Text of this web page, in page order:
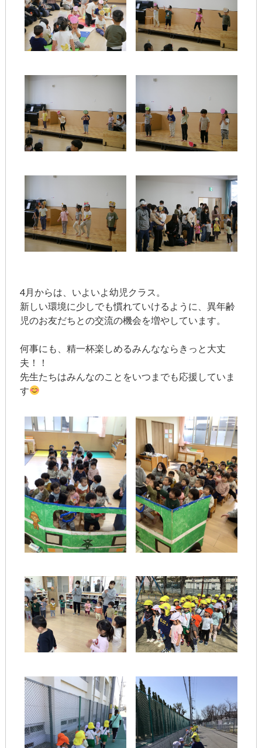
4月からは、いよいよ幼児クラス。
新しい環境に少しでも慣れていけるように、異年齢
児のお友だちとの交流の機会を増やしています。
何事にも、精一杯楽しめるみんなならきっと大丈
夫！！
先生たちはみんなのことをいつまでも応援していま
す